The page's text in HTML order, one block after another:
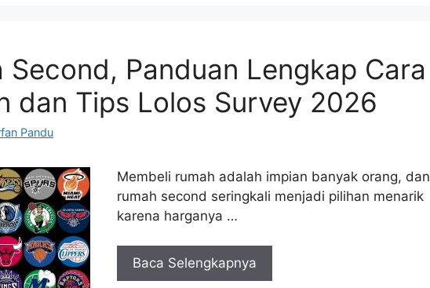
Second, Panduan Lengkap Cara
dan Tips Lolos Survey 2026
Pandu
Membeli rumah adalah impian banyak orang, dan
rumah second seringkali menjadi pilihan menarik
karena harganya …
Baca Selengkapnya